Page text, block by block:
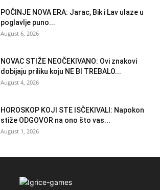
POČINJE NOVA ERA: Jarac, Bik i Lav ulaze u
poglavlje puno...
August 6, 2026
NOVAC STIŽE NEOČEKIVANO: Ovi znakovi
dobijaju priliku koju NE BI TREBALO...
August 4, 2026
HOROSKOP KOJI STE ISČEKIVALI: Napokon
stiže ODGOVOR na ono što vas...
August 1, 2026